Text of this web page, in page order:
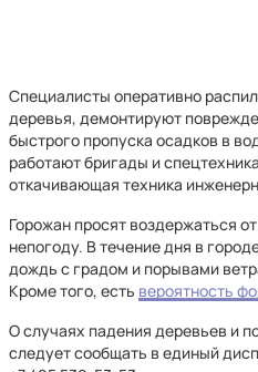
Специалисты оперативно
деревья, демонтируют
быстрого пропуска осадков в
работают бригады и
откачивающая техника
Горожан просят воздержаться
непогоду. В течение дня в
дождь с градом и порывами
Кроме того, есть вероятность
О случаях падения деревьев и
следует сообщать в единый